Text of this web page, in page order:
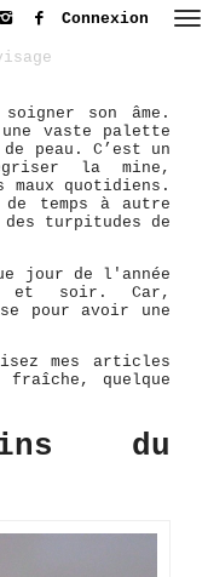
Connexion
son âme.
vaste palette
peau. C’est un
la mine,
quotidiens.
temps à autre
des turpitudes de
jour de l'année
et soir. Car,
pour avoir une
mes articles
fraîche, quelque
du